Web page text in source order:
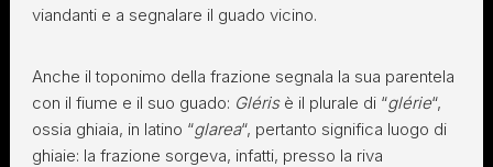
viandanti e a segnalare il guado vicino.
Anche il toponimo della frazione segnala la sua parentela
con il fiume e il suo guado: Glérisè il plurale di “glérie“,
ossia ghiaia, in latino “glarea“, pertanto significa luogo di
ghiaie: la frazione sorgeva, infatti, presso la riva